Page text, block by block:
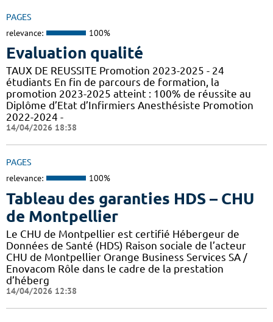
PAGES
relevance: 100%
Evaluation qualité
TAUX DE REUSSITE Promotion 2023-2025 - 24
étudiants En fin de parcours de formation, la
promotion 2023-2025 atteint : 100% de réussite au
Diplôme d’Etat d’Infirmiers Anesthésiste Promotion
2022-2024 -
14/04/2026 18:38
PAGES
relevance: 100%
Tableau des garanties HDS – CHU
de Montpellier
Le CHU de Montpellier est certifié Hébergeur de
Données de Santé (HDS) Raison sociale de l’acteur
CHU de Montpellier Orange Business Services SA /
Enovacom Rôle dans le cadre de la prestation
d’héberg
14/04/2026 12:38